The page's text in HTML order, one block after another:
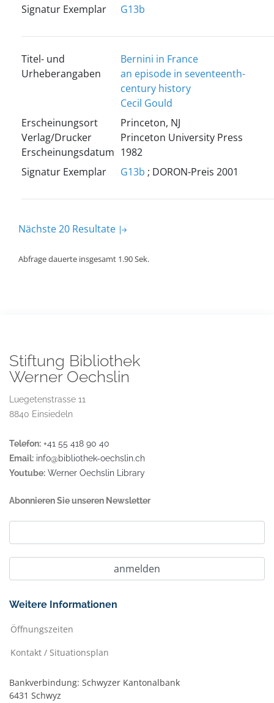
Signatur Exemplar
G13b
Titel- und
Urheberangaben
Bernini in France
an episode in seventeenth-
century history
Cecil Gould
Erscheinungsort
Verlag/Drucker
Erscheinungsdatum
Princeton, NJ
Princeton University Press
1982
Signatur Exemplar
G13b ; DORON-Preis 2001
Nächste 20 Resultate
Abfrage dauerte insgesamt 1.90 Sek.
Stiftung Bibliothek
Werner Oechslin
Luegetenstrasse 11
8840 Einsiedeln
Telefon: +41 55 418 90 40
Email: info@bibliothek-oechslin.ch
Youtube: Werner Oechslin Library
Abonnieren Sie unseren Newsletter
Weitere Informationen
Öffnungszeiten
Kontakt / Situationsplan
Bankverbindung: Schwyzer Kantonalbank
6431 Schwyz